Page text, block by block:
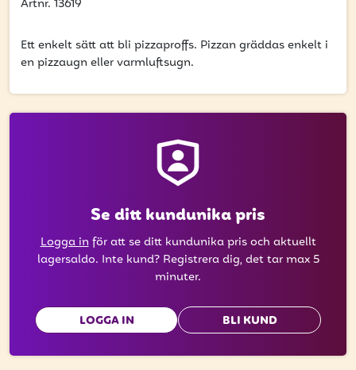
nyheter och erbjudanden.
Artnr. 13619
Ett enkelt sätt att bli pizzaproffs. Pizzan gräddas enkelt i
en pizzaugn eller varmluftsugn.
Se ditt kundunika pris
Logga inför att se ditt kundunika pris och aktuellt
lagersaldo. Inte kund? Registrera dig, det tar max 5
minuter.
LOGGA IN BLI KUND